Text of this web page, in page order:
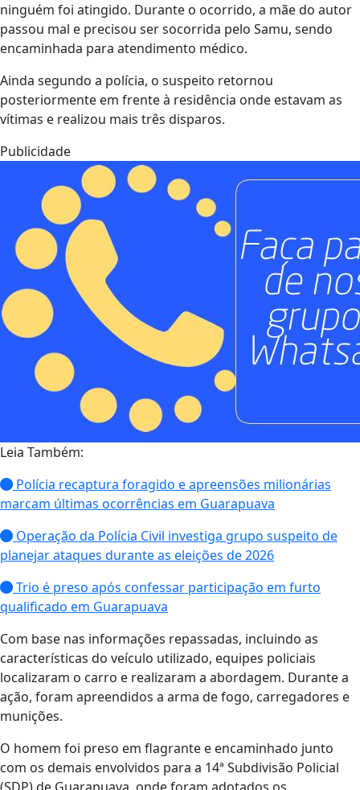
ninguém foi atingido. Durante o ocorrido, a mãe do autor
passou mal e precisou ser socorrida pelo Samu, sendo
encaminhada para atendimento médico.
Ainda segundo a polícia, o suspeito retornou
posteriormente em frente à residência onde estavam as
vítimas e realizou mais três disparos.
Publicidade
Leia Também:
Polícia recaptura foragido e apreensões milionárias
marcam últimas ocorrências em Guarapuava
Operação da Polícia Civil investiga grupo suspeito de
planejar ataques durante as eleições de 2026
Trio é preso após confessar participação em furto
qualificado em Guarapuava
Com base nas informações repassadas, incluindo as
características do veículo utilizado, equipes policiais
localizaram o carro e realizaram a abordagem. Durante a
ação, foram apreendidos a arma de fogo, carregadores e
munições.
O homem foi preso em flagrante e encaminhado junto
com os demais envolvidos para a 14ª Subdivisão Policial